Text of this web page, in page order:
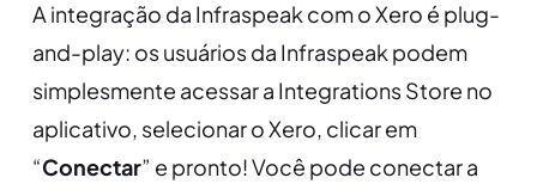
A integração da Infraspeak com o Xero é plug-
and-play: os usuários da Infraspeak podem
simplesmente acessar a Integrations Store no
aplicativo, selecionar o Xero, clicar em
“Conectar” e pronto! Você pode conectar a